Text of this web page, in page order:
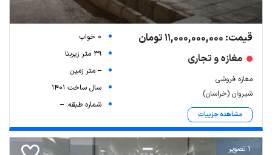
قیمت: 11,000,000,000 تومان
مغازه و تجاری
مغازه فروشی
شیروان (خراسان)
مشاهده جزییات
0 خواب
39 متر زیربنا
-- متر زمین
سال ساخت 1401
شماره طبقه: --
1 تصویر